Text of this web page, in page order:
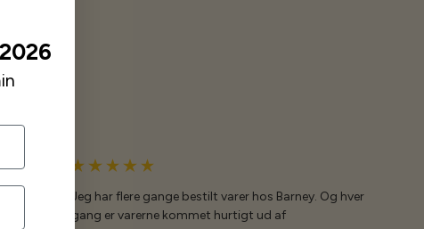
Jeg har flere gange bestilt varer hos Barney. Og hver
gang er varerne kommet hurtigt ud af